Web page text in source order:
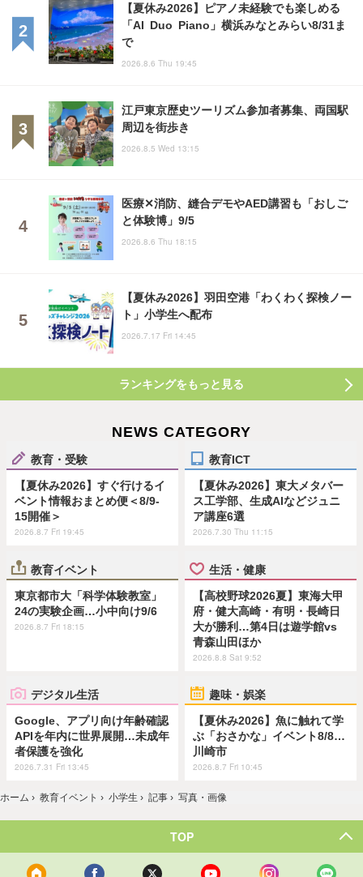
【夏休み2026】ピアノ未経験でも楽しめる
「AI Duo Piano」横浜みなとみらい8/31ま
で
2026.8.6 Thu 19:45
江戸東京歴史ツーリズム参加者募集、両国駅
周辺を街歩き
2026.8.5 Wed 13:15
医療✕消防、縫合デモやAED講習も「おしご
と体験博」9/5
2026.8.6 Thu 18:15
【夏休み2026】羽田空港「わくわく探検ノー
ト」小学生へ配布
2026.7.17 Fri 14:45
ランキングをもっと見る
NEWS CATEGORY
教育・受験
【夏休み2026】すぐ行けるイ
ベント情報おまとめ便＜8/9-
15開催＞
2026.8.7 Fri 19:45
教育ICT
【夏休み2026】東大メタバー
ス工学部、生成AIなどジュニ
ア講座6選
2026.7.30 Thu 11:15
教育イベント
東京都市大「科学体験教室」
24の実験企画…小中向け9/6
2026.8.7 Fri 18:15
生活・健康
【高校野球2026夏】東海大甲
府・健大高崎・有明・長崎日
大が勝利…第4日は遊学館vs
青森山田ほか
2026.8.8 Sat 9:52
デジタル生活
Google、アプリ向け年齢確認
APIを年内に世界展開…未成年
者保護を強化
2026.7.31 Fri 13:45
趣味・娯楽
【夏休み2026】魚に触れて学
ぶ「おさかな」イベント8/8…
川崎市
2026.8.7 Fri 10:45
ホーム › 教育イベント › 小学生 › 記事 › 写真・画像
TOP